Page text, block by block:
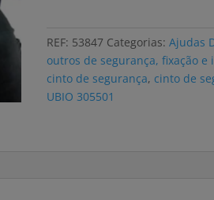
UBIO
REF: 53847 Categorias:Ajudas
outros de segurança, fixação e
cinto de segurança, cinto de
UBIO 305501